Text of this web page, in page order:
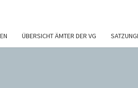
ÜBERSICHT ÄMTER DER VG